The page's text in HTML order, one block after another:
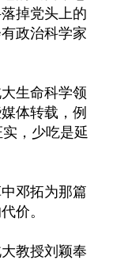
掉党头上的
政治科学家
生命科学领
体转载，例
，少吃是延
邓拓为那篇
价。
教授刘颖奉